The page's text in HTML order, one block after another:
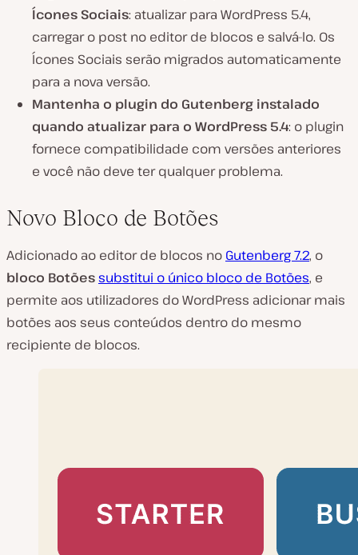
Ícones Sociais: atualizar para WordPress 5.4,
carregar o post no editor de blocos e salvá-lo. Os
Ícones Sociais serão migrados automaticamente
para a nova versão.
Mantenha o plugin do Gutenberg instalado
quando atualizar para o WordPress 5.4: o plugin
fornece compatibilidade com versões anteriores
e você não deve ter qualquer problema.
Novo Bloco de Botões
Adicionado ao editor de blocos no Gutenberg 7.2, o
bloco Botõessubstitui o único bloco de Botões, e
permite aos utilizadores do WordPress adicionar mais
botões aos seus conteúdos dentro do mesmo
recipiente de blocos.